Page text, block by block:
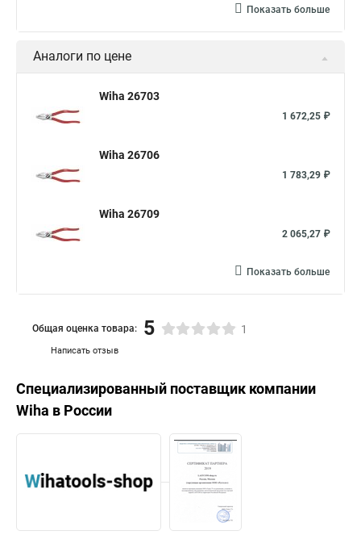
Показать больше
Аналоги по цене
Wiha 26703
1 672,25 ₽
Wiha 26706
1 783,29 ₽
Wiha 26709
2 065,27 ₽
Показать больше
Написать отзыв
Общая оценка товара: 5 1
Специализированный поставщик компании
Wiha в России